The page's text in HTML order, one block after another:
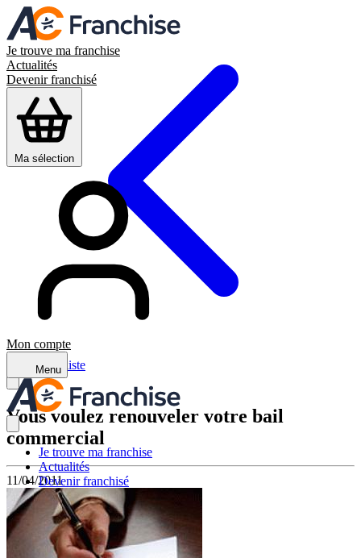
Je trouve ma franchise
Actualités
Devenir franchisé
Ma sélection
Mon compte
Menu
Je trouve ma franchise
Actualités
Devenir franchisé
Retour à la liste
Vous voulez renouveler votre bail
commercial
11/04/2011